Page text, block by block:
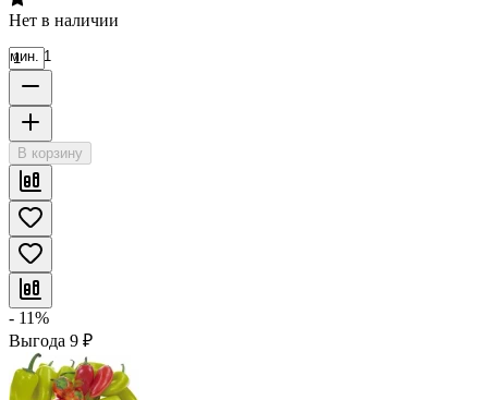
Нет в наличии
мин. 1
В корзину
- 11%
Выгода 9 ₽